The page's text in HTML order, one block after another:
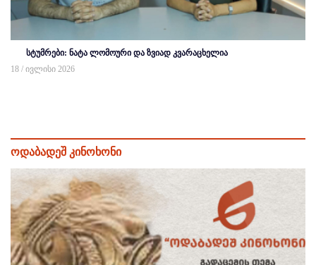
სტუმრები: ნატა ლომოური და ზვიად კვარაცხელია
18 / ივლისი 2026
ოდაბადეშ კინოხონი